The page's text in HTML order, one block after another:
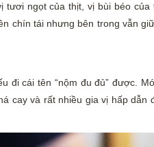
ngọt của thịt, vị bùi béo
chín tái nhưng bên trong vẫn
đi cái tên “nộm đu đủ” được.
cay và rất nhiều gia vị hấp